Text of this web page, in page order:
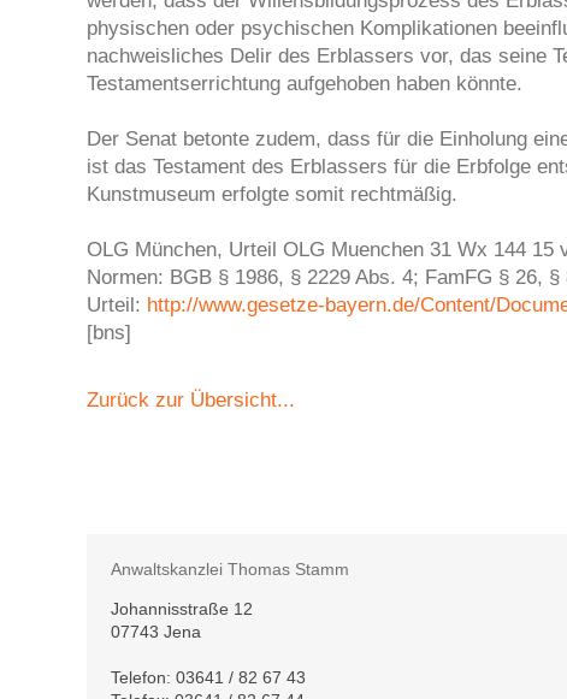
physischen oder psychischen Komplikationen
nachweisliches Delir des Erblassers vor, das seine
Testamentserrichtung aufgehoben haben könnte.
Der Senat betonte zudem, dass für die Einholung
ist das Testament des Erblassers für die Erbfolge
Kunstmuseum erfolgte somit rechtmäßig.
OLG München, Urteil OLG Muenchen 31 Wx 144 15
Normen: BGB § 1986, § 2229 Abs. 4; FamFG § 26,
Urteil: http://www.gesetze-bayern.de/Content/
[bns]
Zurück zur Übersicht...
Anwaltskanzlei Thomas Stamm
Johannisstraße 12
07743 Jena
Telefon: 03641 / 82 67 43